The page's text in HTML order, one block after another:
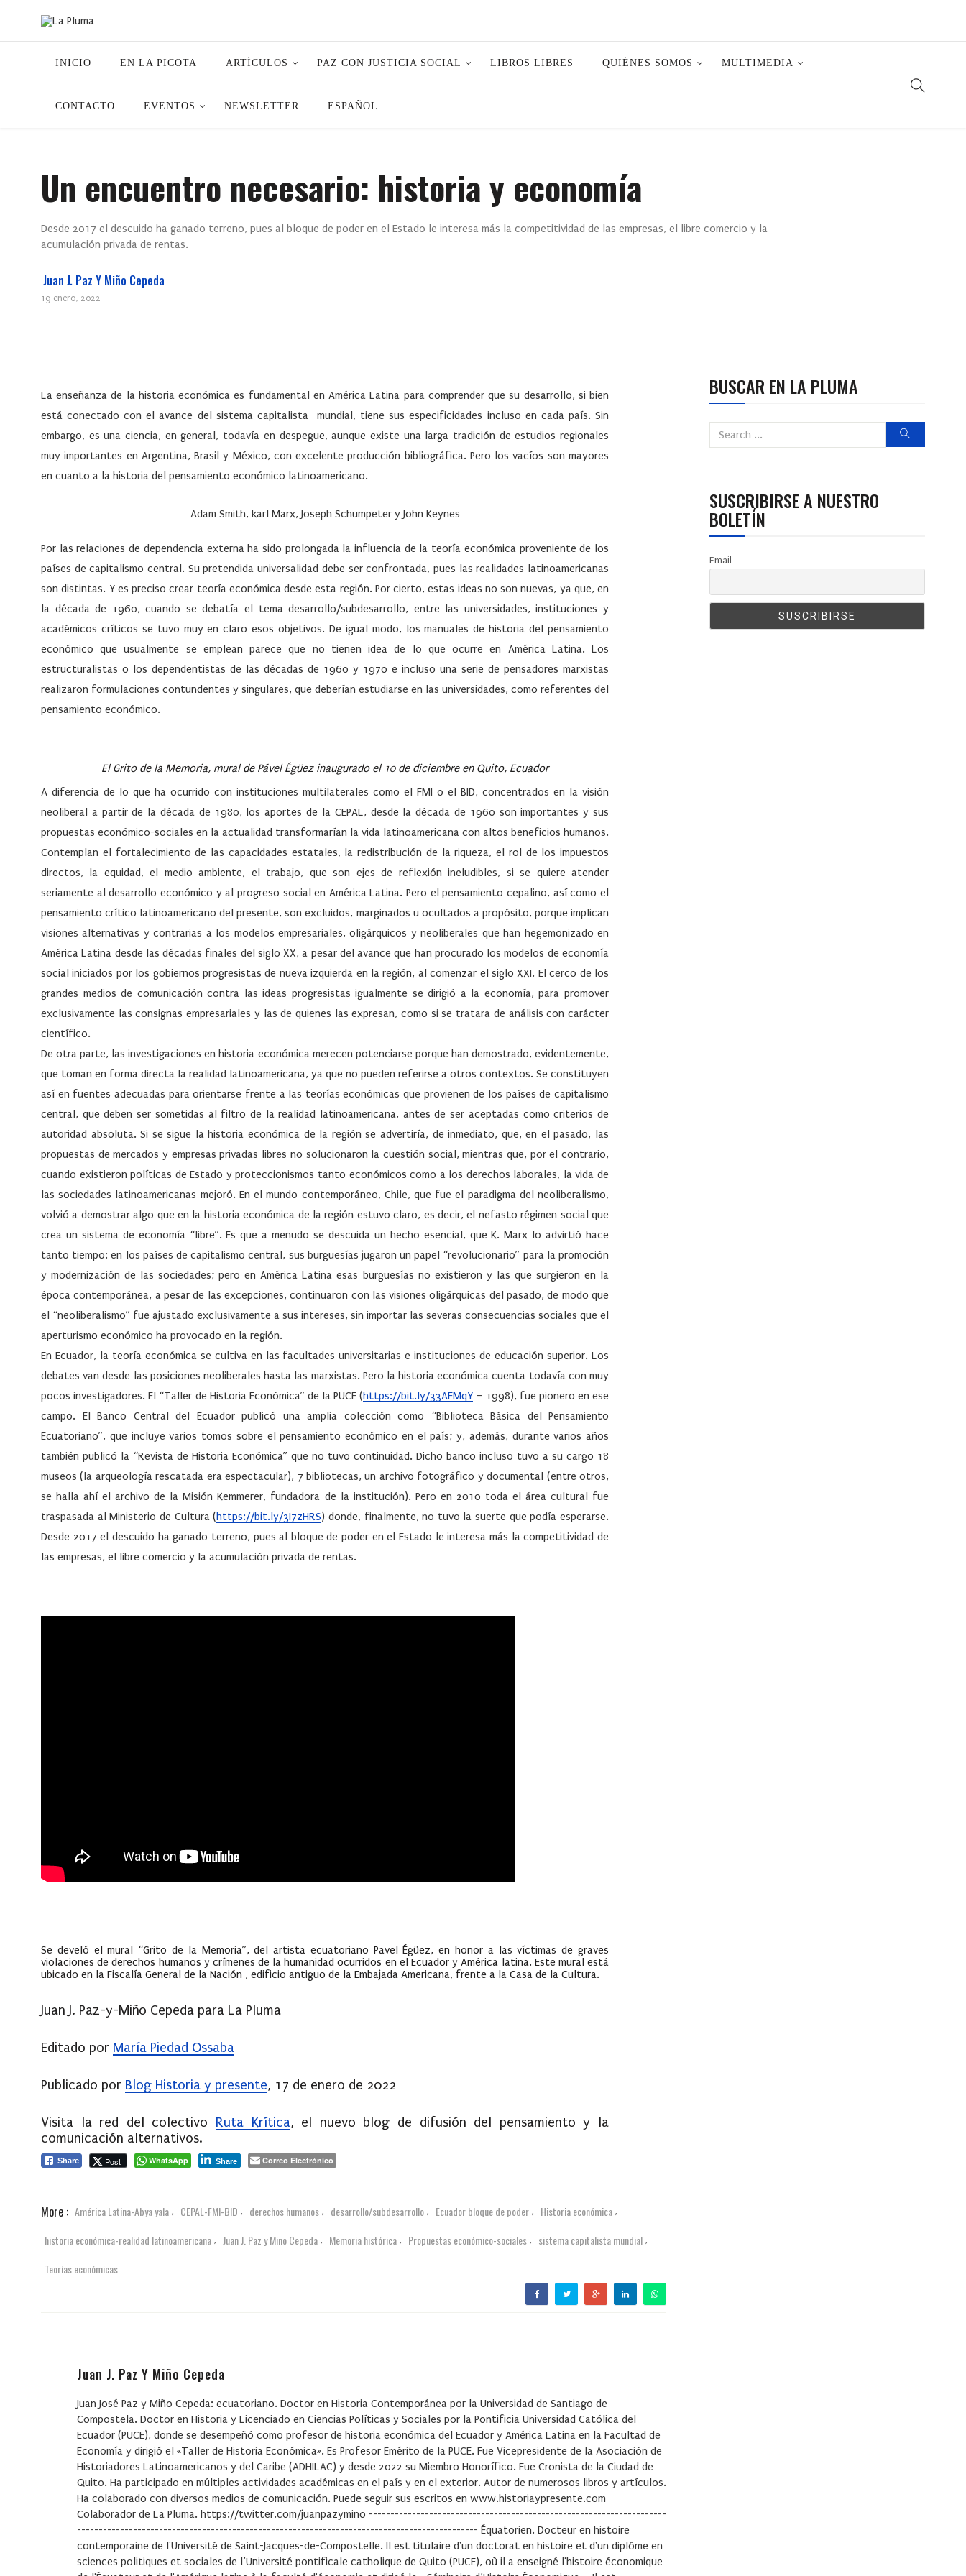
INICIO EN LA PICOTA ARTÍCULOS PAZ CON JUSTICIA SOCIAL LIBROS LIBRES QUIÉNES SOMOS MULTIMEDIA
CONTACTO EVENTOS NEWSLETTER ESPAÑOL
Un encuentro necesario: historia y economía
Desde 2017 el descuido ha ganado terreno, pues al bloque de poder en el Estado le interesa más la competitividad de las empresas, el libre comercio y la
acumulación privada de rentas.
Juan J. Paz Y Miño Cepeda
19 enero, 2022
La enseñanza de la historia económica es fundamental en América Latina para comprender que su desarrollo, si bien
está conectado con el avance del sistema capitalista mundial, tiene sus especificidades incluso en cada país. Sin
embargo, es una ciencia, en general, todavía en despegue, aunque existe una larga tradición de estudios regionales
muy importantes en Argentina, Brasil y México, con excelente producción bibliográfica. Pero los vacíos son mayores
en cuanto a la historia del pensamiento económico latinoamericano.
Adam Smith, karl Marx, Joseph Schumpeter y John Keynes
Por las relaciones de dependencia externa ha sido prolongada la influencia de la teoría económica proveniente de los
países de capitalismo central. Su pretendida universalidad debe ser confrontada, pues las realidades latinoamericanas
son distintas. Y es preciso crear teoría económica desde esta región. Por cierto, estas ideas no son nuevas, ya que, en
la década de 1960, cuando se debatía el tema desarrollo/subdesarrollo, entre las universidades, instituciones y
académicos críticos se tuvo muy en claro esos objetivos. De igual modo, los manuales de historia del pensamiento
económico que usualmente se emplean parece que no tienen idea de lo que ocurre en América Latina. Los
estructuralistas o los dependentistas de las décadas de 1960 y 1970 e incluso una serie de pensadores marxistas
realizaron formulaciones contundentes y singulares, que deberían estudiarse en las universidades, como referentes del
pensamiento económico.
ElGrito de la Memoria, mural de Pável Égüez inaugurado el 10 de diciembre en Quito, Ecuador
A diferencia de lo que ha ocurrido con instituciones multilaterales como el FMI o el BID, concentrados en la visión
neoliberal a partir de la década de 1980, los aportes de la CEPAL, desde la década de 1960 son importantes y sus
propuestas económico-sociales en la actualidad transformarían la vida latinoamericana con altos beneficios humanos.
Contemplan el fortalecimiento de las capacidades estatales, la redistribución de la riqueza, el rol de los impuestos
directos, la equidad, el medio ambiente, el trabajo, que son ejes de reflexión ineludibles, si se quiere atender
seriamente al desarrollo económico y al progreso social en América Latina. Pero el pensamiento cepalino, así como el
pensamiento crítico latinoamericano del presente, son excluidos, marginados u ocultados a propósito, porque implican
visiones alternativas y contrarias a los modelos empresariales, oligárquicos y neoliberales que han hegemonizado en
América Latina desde las décadas finales del siglo XX, a pesar del avance que han procurado los modelos de economía
social iniciados por los gobiernos progresistas de nueva izquierda en la región, al comenzar el siglo XXI. El cerco de los
grandes medios de comunicación contra las ideas progresistas igualmente se dirigió a la economía, para promover
exclusivamente las consignas empresariales y las de quienes las expresan, como si se tratara de análisis con carácter
científico.
De otra parte, las investigaciones en historia económica merecen potenciarse porque han demostrado, evidentemente,
que toman en forma directa la realidad latinoamericana, ya que no pueden referirse a otros contextos. Se constituyen
así en fuentes adecuadas para orientarse frente a las teorías económicas que provienen de los países de capitalismo
central, que deben ser sometidas al filtro de la realidad latinoamericana, antes de ser aceptadas como criterios de
autoridad absoluta. Si se sigue la historia económica de la región se advertiría, de inmediato, que, en el pasado, las
propuestas de mercados y empresas privadas libres no solucionaron la cuestión social, mientras que, por el contrario,
cuando existieron políticas de Estado y proteccionismos tanto económicos como a los derechos laborales, la vida de
las sociedades latinoamericanas mejoró. En el mundo contemporáneo, Chile, que fue el paradigma del neoliberalismo,
volvió a demostrar algo que en la historia económica de la región estuvo claro, es decir, el nefasto régimen social que
crea un sistema de economía “libre”. Es que a menudo se descuida un hecho esencial, que K. Marx lo advirtió hace
tanto tiempo: en los países de capitalismo central, sus burguesías jugaron un papel “revolucionario” para la promoción
y modernización de las sociedades; pero en América Latina esas burguesías no existieron y las que surgieron en la
época contemporánea, a pesar de las excepciones, continuaron con las visiones oligárquicas del pasado, de modo que
el “neoliberalismo” fue ajustado exclusivamente a sus intereses, sin importar las severas consecuencias sociales que el
aperturismo económico ha provocado en la región.
En Ecuador, la teoría económica se cultiva en las facultades universitarias e instituciones de educación superior. Los
debates van desde las posiciones neoliberales hasta las marxistas. Pero la historia económica cuenta todavía con muy
pocos investigadores. El “Taller de Historia Económica” de la PUCE (https://bit.ly/33AFMqY – 1998), fue pionero en ese
campo. El Banco Central del Ecuador publicó una amplia colección como “Biblioteca Básica del Pensamiento
Ecuatoriano”, que incluye varios tomos sobre el pensamiento económico en el país; y, además, durante varios años
también publicó la “Revista de Historia Económica” que no tuvo continuidad. Dicho banco incluso tuvo a su cargo 18
museos (la arqueología rescatada era espectacular), 7 bibliotecas, un archivo fotográfico y documental (entre otros,
se halla ahí el archivo de la Misión Kemmerer, fundadora de la institución). Pero en 2010 toda el área cultural fue
traspasada al Ministerio de Cultura (https://bit.ly/3I7zHRS) donde, finalmente, no tuvo la suerte que podía esperarse.
Desde 2017 el descuido ha ganado terreno, pues al bloque de poder en el Estado le interesa más la competitividad de
las empresas, el libre comercio y la acumulación privada de rentas.
Se develó el mural “Grito de la Memoria”, del artista ecuatoriano Pavel Égüez, en honor a las víctimas de graves
violaciones de derechos humanos y crímenes de la humanidad ocurridos en el Ecuador y América latina. Este mural está
ubicado en la Fiscalía General de la Nación , edificio antiguo de la Embajada Americana, frente a la Casa de la Cultura.
Juan J. Paz-y-Miño Cepeda para La Pluma
Editado por María Piedad Ossaba
Publicado por Blog Historia y presente, 17 de enero de 2022
Visita la red del colectivo Ruta Krítica, el nuevo blog de difusión del pensamiento y la
comunicación alternativos.
Share Post WhatsApp Share Correo Electrónico
More : América Latina-Abya yala , CEPAL-FMI-BID , derechos humanos , desarrollo/subdesarrollo , Ecuador bloque de poder , Historia económica ,
historia económica-realidad latinoamericana , Juan J. Paz y Miño Cepeda , Memoria histórica , Propuestas económico-sociales , sistema capitalista mundial ,
Teorías económicas
Juan J. Paz Y Miño Cepeda
Juan José Paz y Miño Cepeda: ecuatoriano. Doctor en Historia Contemporánea por la Universidad de Santiago de
Compostela. Doctor en Historia y Licenciado en Ciencias Políticas y Sociales por la Pontificia Universidad Católica del
Ecuador (PUCE), donde se desempeñó como profesor de historia económica del Ecuador y América Latina en la Facultad de
Economía y dirigió el «Taller de Historia Económica». Es Profesor Emérito de la PUCE. Fue Vicepresidente de la Asociación de
Historiadores Latinoamericanos y del Caribe (ADHILAC) y desde 2022 su Miembro Honorífico. Fue Cronista de la Ciudad de
Quito. Ha participado en múltiples actividades académicas en el país y en el exterior. Autor de numerosos libros y artículos.
Ha colaborado con diversos medios de comunicación. Puede seguir sus escritos en www.historiaypresente.com
Colaborador de La Pluma. https://twitter.com/juanpazymino ---------------------------------------------------------------------
--------------------------------------------------------------------------------------------- Équatorien. Docteur en histoire
contemporaine de l'Université de Saint-Jacques-de-Compostelle. Il est titulaire d'un doctorat en histoire et d'un diplôme en
sciences politiques et sociales de l’Université pontificale catholique de Quito (PUCE), où il a enseigné l'histoire économique
BUSCAR EN LA PLUMA
SUSCRIBIRSE A NUESTRO
BOLETÍN
Email